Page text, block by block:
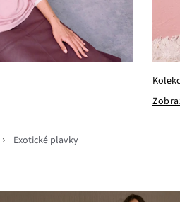
Exotické plavky